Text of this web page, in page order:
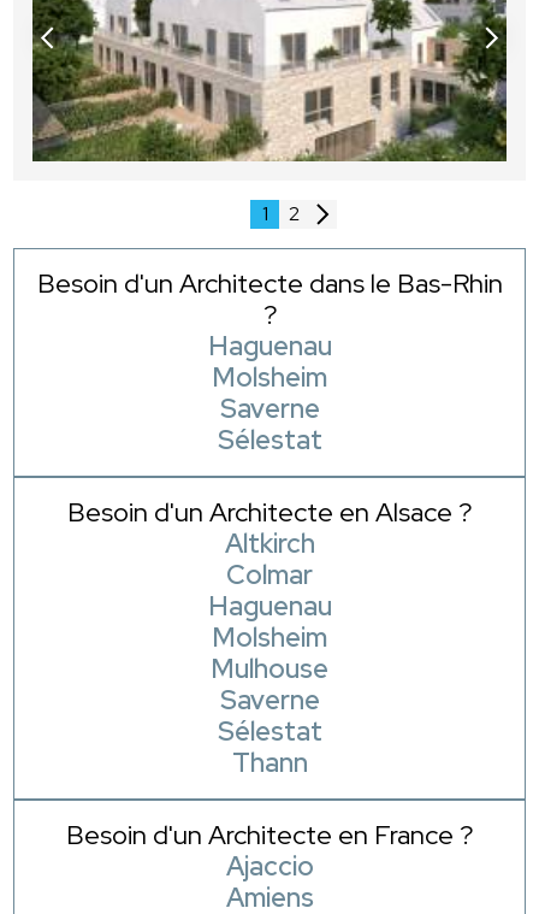
1 2
Besoin d'un Architecte dans le Bas-Rhin
?
Haguenau
Molsheim
Saverne
Sélestat
Besoin d'un Architecte en Alsace ?
Altkirch
Colmar
Haguenau
Molsheim
Mulhouse
Saverne
Sélestat
Thann
Besoin d'un Architecte en France ?
Ajaccio
Amiens